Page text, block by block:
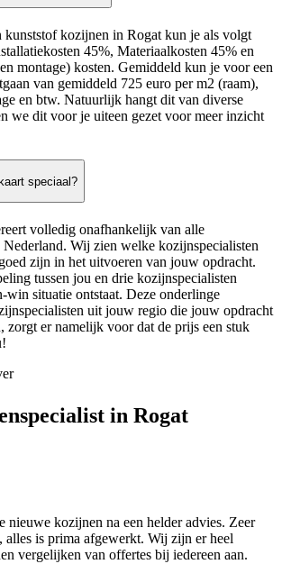
kozijnen in Rogat kun je als volgt
45%, Materiaalkosten 45% en
montage) kosten. Gemiddeld kun je voor een
van gemiddeld 725 euro per m2 (raam),
en btw. Natuurlijk hangt dit van diverse
we dit voor je uiteen gezet voor meer inzicht
speciaal?
volledig onafhankelijk van alle
Wij zien welke kozijnspecialisten
zijn in het uitvoeren van jouw opdracht.
tussen jou en drie kozijnspecialisten
win situatie ontstaat. Deze onderlinge
uit jouw regio die jouw opdracht
zorgt er namelijk voor dat de prijs een stuk
in Rogat
nieuwe kozijnen na een helder advies. Zeer
alles is prima afgewerkt. Wij zijn er heel
vergelijken van offertes bij iedereen aan.